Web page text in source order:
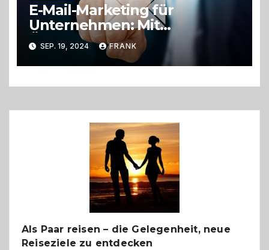
E-Mail-Marketing für
Unternehmen: Mit
Öffnungsraten zum Erfolg
SEP. 19, 2024 FRANK
Als Paar reisen – die Gelegenheit, neue
Reiseziele zu entdecken